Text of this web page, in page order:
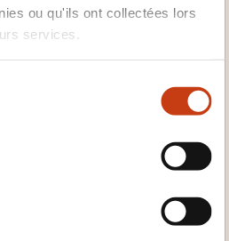
ou qu'ils ont collectées lors
services.